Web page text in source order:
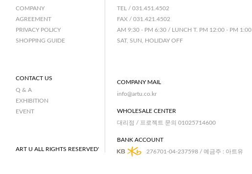
COMPANY
AGREEMENT
PRIVACY POLICY
SHOPPING GUIDE
CONTACT US
Q & A
EXHIBITION
EVENT
ART U ALL RIGHTS RESERVED'
TEL / 031.451.4502
FAX / 031.421.4502
AM 9:30 - PM 6:30 / LUNCH T. PM 12:00 - PM 1:00
SAT, SUN, HOLIDAY OFF
COMPANY MAIL
info@artu.co.kr
WHOLESALE CENTER
대리점 / 프로젝트 문의 01025714600
BANK ACCOUNT
276701-04-237598 / 예금주 : 아트유